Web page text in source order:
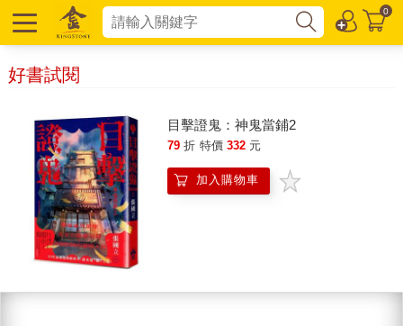
0
好書試閱
目擊證鬼：神鬼當鋪2
79 折 特價 332 元
加入購物車